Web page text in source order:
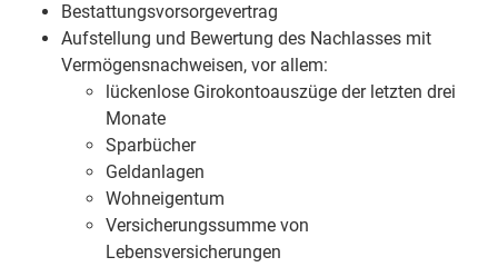
Bestattungsvorsorgevertrag
Aufstellung und Bewertung des Nachlasses mit
Vermögensnachweisen, vor allem:
lückenlose Girokontoauszüge der letzten drei
Monate
Sparbücher
Geldanlagen
Wohneigentum
Versicherungssumme von
Lebensversicherungen